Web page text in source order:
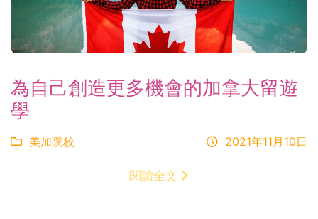
為自己創造更多機會的加拿大留遊
學
美加院校 2021年11月10日
閱讀全文